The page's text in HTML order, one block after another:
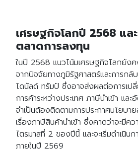
เศรษฐกิจโลกปี 2568 แล
ตลาดการลงทุน
ในปี 2568 แนวโน้มเศรษฐกิจโลกยัง
จากปัจจัยทางภูมิรัฐศาสตร์และการกลั
โดนัลด์ ทรัมป์ ซึ่งอาจส่งผลต่อการเป
การค้าระหว่างประเทศ ภาษีนำเข้า แล
จำเป็นต้องติดตามการประกาศนโยบา
เรื่องภาษีสินค้านำเข้า ซึ่งคาดว่าจะมีค
ไตรมาสที่ 2 ของปีนี้ และจะเริ่มดำเนิน
ภายในปี 2569